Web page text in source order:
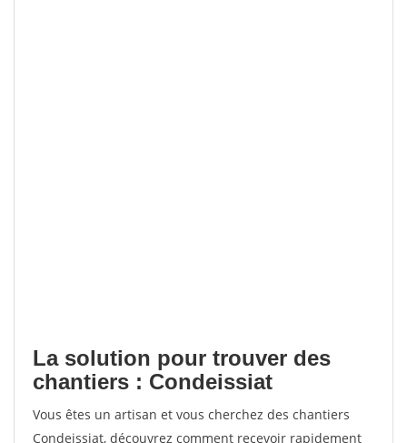
La solution pour trouver des
chantiers : Condeissiat
Vous êtes un artisan et vous cherchez des chantiers
Condeissiat, découvrez comment recevoir rapidement